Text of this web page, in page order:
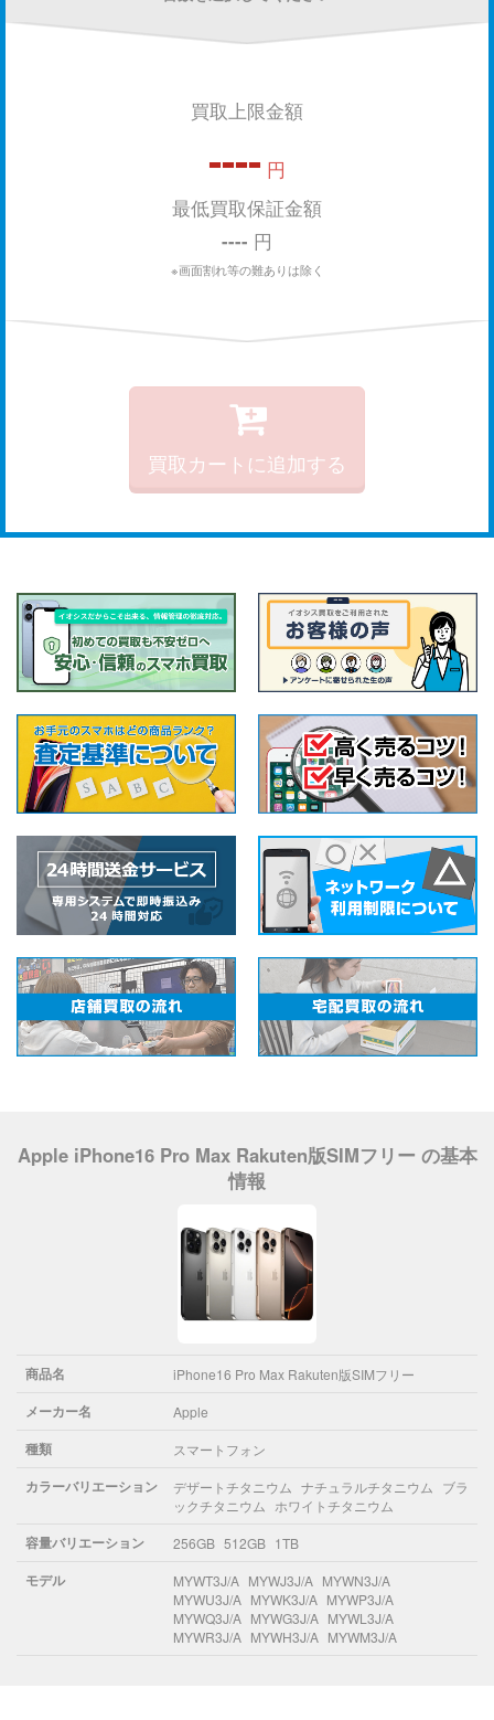
買取上限金額
---- 円
最低買取保証金額
---- 円
※画面割れ等の難ありは除く
買取カートに追加する
Apple iPhone16 Pro Max Rakuten版SIMフリー の基本
情報
商品名 iPhone16 Pro Max Rakuten版SIMフリー
メーカー名 Apple
種類 スマートフォン
カラーバリエーション デザートチタニウム ナチュラルチタニウム
ブラ
ックチタニウム
ホワイトチタニウム
容量バリエーション 256GB 512GB 1TB
モデル MYWT3J/A MYWJ3J/A MYWN3J/A
MYWU3J/A MYWK3J/A MYWP3J/A
MYWQ3J/A MYWG3J/A MYWL3J/A
MYWR3J/A MYWH3J/A MYWM3J/A